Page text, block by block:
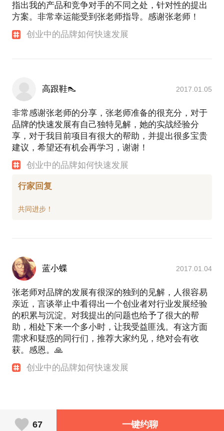
指出我的产品和竞争对手的不同之处，针对性的提出
方案。非常幸运能受到张老师指导。感谢张老师！
创业中的品牌如何快速发展
高跟鞋👠 2017.01.05
非常感谢张老师的分享，张老师准备的很充分，对于
品牌的快速发展有自己独特见解，她的实战经验分
享，对于我目前项目有很大的帮助，并提出很多宝贵
建议，希望还有机会再学习，谢谢！
创业中的品牌如何快速发展
行家回复
蓝小蝶 2017.01.04
张老师对品牌的发展有很深的独到的见解，人很容易
亲近，言谈举止中看得出一个创业者对行业发展经验
的积累与沉淀。对我提出的问题也给予了很大的帮
助，相处下来一个多小时，让我受益匪浅。有这方面
需求和疑惑的同行们，推荐大家约见，绝对会有收
获。感恩。🙏
创业中的品牌如何快速发展
67 一键约聊